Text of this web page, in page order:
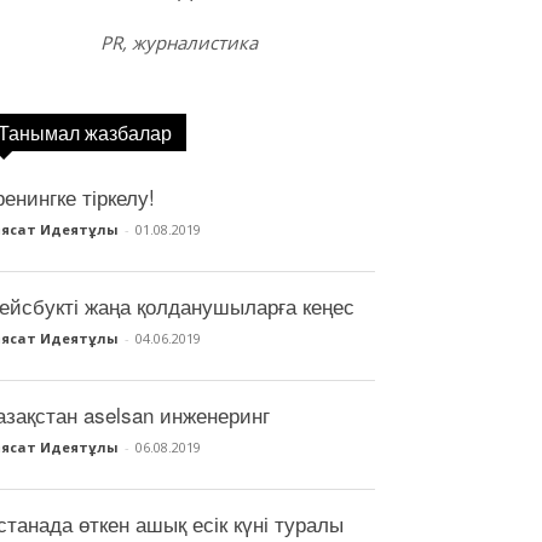
PR, журналистика
жазбалар
тіркелу!
Идеятұлы - 01.08.2019
жаңа қолданушыларға кеңес
Идеятұлы - 04.06.2019
aselsan инженеринг
Идеятұлы - 06.08.2019
өткен ашық есік күні туралы